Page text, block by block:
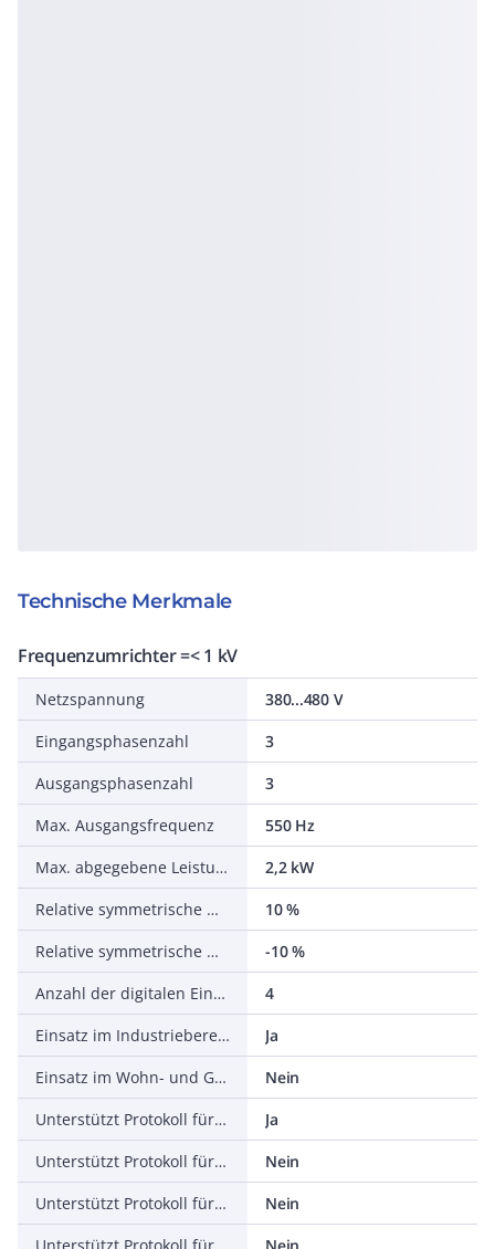
Technische Merkmale
Frequenzumrichter =< 1 kV
Netzspannung
380...480 V
Eingangsphasenzahl
3
Ausgangsphasenzahl
3
Max. Ausgangsfrequenz
550 Hz
Max. abgegebene Leistung bei linearer Belastung bei Bemessungsausgangsspannung
2,2 kW
Relative symmetrische Netzfrequenztoleranz
10 %
Relative symmetrische Netzspannungstoleranz
-10 %
Anzahl der digitalen Eingänge
4
Einsatz im Industriebereich zulässig
Ja
Einsatz im Wohn- und Gewerbebereich zulässig
Nein
Unterstützt Protokoll für TCP/IP
Ja
Unterstützt Protokoll für PROFIBUS
Nein
Unterstützt Protokoll für CAN
Nein